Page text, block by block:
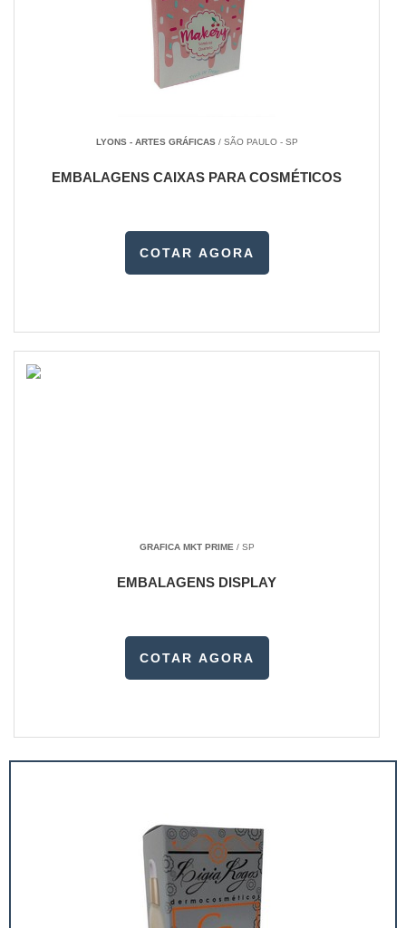
LYONS - ARTES GRÁFICAS/ SÃO PAULO - SP
EMBALAGENS CAIXAS PARA COSMÉTICOS
COTAR AGORA
GRAFICA MKT PRIME/ SP
EMBALAGENS DISPLAY
COTAR AGORA